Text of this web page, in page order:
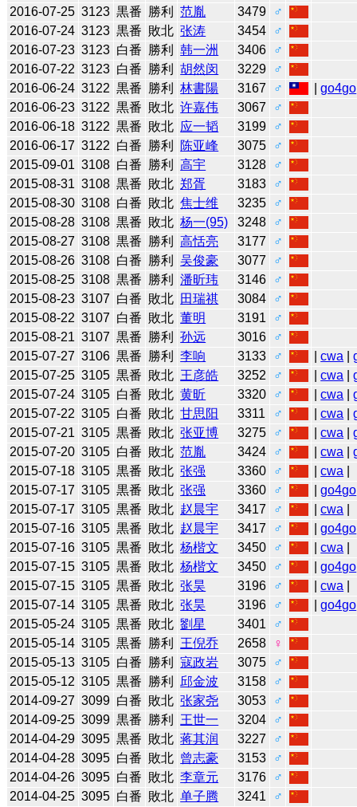
2016-07-25 3123 黒番 勝利 范胤 3479
♂
2016-07-24 3123 黒番 敗北 张涛 3454
♂
2016-07-23 3123 白番 勝利 韩一洲 3406
♂
2016-07-22 3123 白番 勝利 胡然闵 3229
♂
2016-06-24 3122 黒番 勝利 林書陽 3167 ♂ |go4go
2016-06-23 3122 黒番 敗北 许嘉伟 3067
♂
2016-06-18 3122 黒番 敗北 应一韬 3199
♂
2016-06-17 3122 白番 勝利 陈亚峰 3075
♂
2015-09-01 3108 白番 勝利 高宇 3128
♂
2015-08-31 3108 黒番 敗北 郑胥 3183
♂
2015-08-30 3108 白番 敗北 焦士维 3235
♂
2015-08-28 3108 黒番 敗北 杨一(95) 3248
♂
2015-08-27 3108 黒番 勝利 高恬亮 3177
♂
2015-08-26 3108 白番 勝利 吴俊豪 3077
♂
2015-08-25 3108 黒番 勝利 潘昕玮 3146
♂
2015-08-23 3107 白番 敗北 田瑞祺 3084
♂
2015-08-22 3107 白番 敗北 董明 3191
♂
2015-08-21 3107 黒番 勝利 孙远 3016
♂
2015-07-27 3106 黒番 勝利 李响 3133 ♂ |cwa |
2015-07-25 3105 黒番 敗北 王彦皓 3252 ♂ |cwa |
2015-07-24 3105 白番 敗北 黄昕 3320 ♂ |cwa |
2015-07-22 3105 白番 敗北 甘思阳 3311 ♂ |cwa |
2015-07-21 3105 黒番 敗北 张亚博 3275 ♂ |cwa |
2015-07-20 3105 白番 敗北 范胤 3424 ♂ |cwa |
2015-07-18 3105 黒番 敗北 张强 3360 ♂ |cwa
2015-07-17 3105 黒番 敗北 张强 3360 ♂ |go4go
2015-07-17 3105 黒番 敗北 赵晨宇 3417 ♂ |cwa
2015-07-16 3105 黒番 敗北 赵晨宇 3417 ♂ |go4go
2015-07-16 3105 黒番 敗北 杨楷文 3450 ♂ |cwa
2015-07-15 3105 黒番 敗北 杨楷文 3450 ♂ |go4go
2015-07-15 3105 黒番 敗北 张昊 3196 ♂ |cwa
2015-07-14 3105 黒番 敗北 张昊 3196 ♂ |go4go
2015-05-24 3105 黒番 敗北 劉星 3401
♂
2015-05-14 3105 黒番 勝利 王倪乔 2658
♀
2015-05-13 3105 白番 勝利 寇政岩 3075
♂
2015-05-12 3105 黒番 勝利 邱金波 3158
♂
2014-09-27 3099 白番 敗北 张家尧 3053
♂
2014-09-25 3099 黒番 勝利 王世一 3204
♂
2014-04-29 3095 黒番 敗北 蒋其润 3227
♂
2014-04-28 3095 白番 敗北 曾志豪 3153
♂
2014-04-26 3095 白番 敗北 李章元 3176
♂
2014-04-25 3095 白番 敗北 单子腾 3241
♂